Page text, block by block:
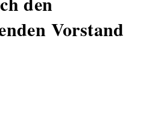
Vorstand